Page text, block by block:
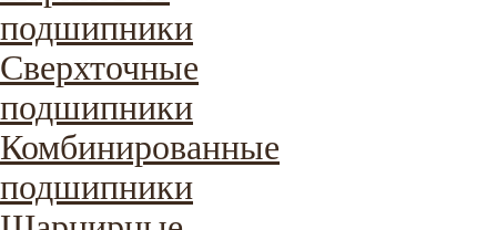
подшипники
Сверхточные
подшипники
Комбинированные
подшипники